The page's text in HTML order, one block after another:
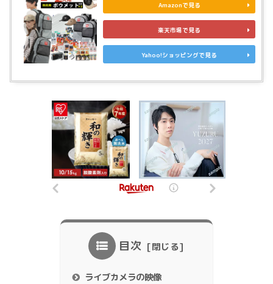
Amazonで見る
楽天市場で見る
Yahoo!ショッピングで見る
目次
ライブカメラの映像